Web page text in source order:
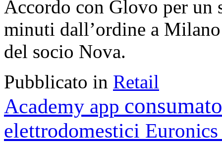
Accordo con Glovo per
minuti dall’ordine a
del socio Nova.
Pubblicato in Retail
Academy app
elettrodomestici